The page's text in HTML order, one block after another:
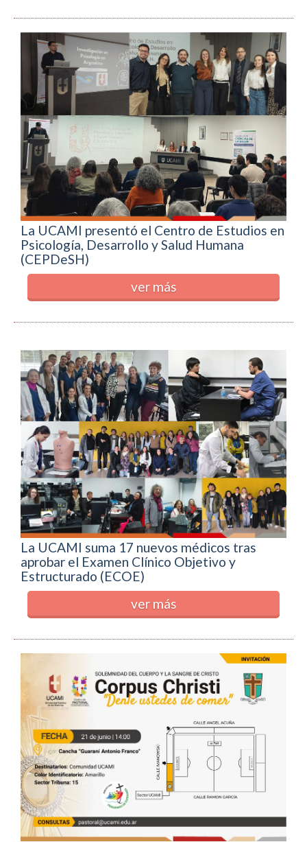
La UCAMI presentó el Centro de Estudios en
Psicología, Desarrollo y Salud Humana
(CEPDeSH)
ver más
La UCAMI suma 17 nuevos médicos tras
aprobar el Examen Clínico Objetivo y
Estructurado (ECOE)
ver más